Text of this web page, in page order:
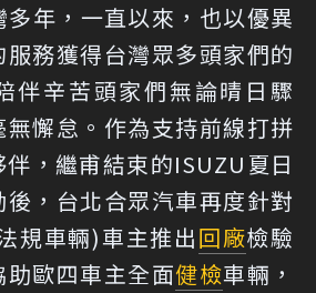
多年，一直以來，也以優異
務獲得台灣眾多頭家們的
伴辛苦頭家們無論晴日驟
懈怠。作為支持前線打拼
，繼甫結束的ISUZU夏日
，台北合眾汽車再度針對
規車輛)車主推出回廠檢驗
歐四車主全面健檢車輛，